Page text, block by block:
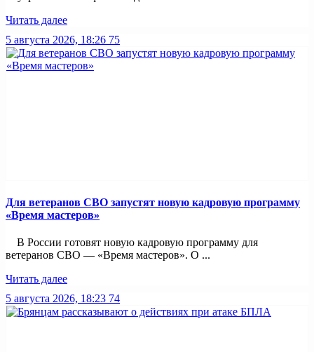
Читать далее
5 августа 2026, 18:26 75
Для ветеранов СВО запустят новую кадровую программу
«Время мастеров»
В России готовят новую кадровую программу для
ветеранов СВО — «Время мастеров». О ...
Читать далее
5 августа 2026, 18:23 74